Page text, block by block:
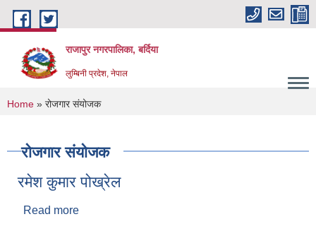
Skip to main content
राजापुर नगरपालिका, बर्दिया
लुम्बिनी प्रदेश, नेपाल
You are here
Home » रोजगार संयोजक
रोजगार संयोजक
रमेश कुमार पोख्रेल
Read more